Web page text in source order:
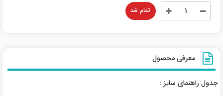
تمام شد
معرفی محصول
جدول راهنمای سایز :